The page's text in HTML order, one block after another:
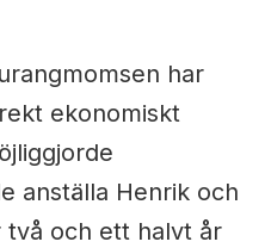
har
ekonomiskt
anställa Henrik och
och ett halvt år